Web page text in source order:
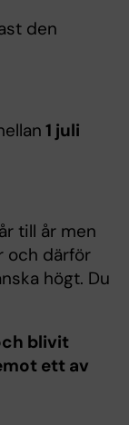
den
1 juli
till år men
och därför
högt. Du
blivit
ett av